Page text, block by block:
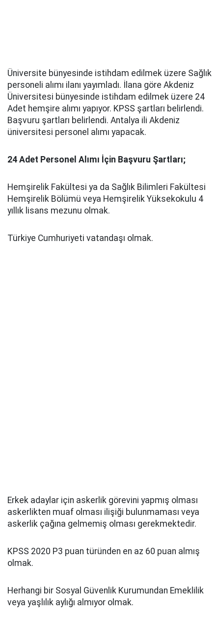
Üniversite bünyesinde istihdam edilmek üzere Sağlık
personeli alımı ilanı yayımladı. İlana göre Akdeniz
Üniversitesi bünyesinde istihdam edilmek üzere 24
Adet hemşire alımı yapıyor. KPSS şartları belirlendi.
Başvuru şartları belirlendi. Antalya ili Akdeniz
üniversitesi personel alımı yapacak.
24 Adet Personel Alımı İçin Başvuru Şartları;
Hemşirelik Fakültesi ya da Sağlık Bilimleri Fakültesi
Hemşirelik Bölümü veya Hemşirelik Yüksekokulu 4
yıllık lisans mezunu olmak.
Türkiye Cumhuriyeti vatandaşı olmak.
Erkek adaylar için askerlik görevini yapmış olması
askerlikten muaf olması ilişiği bulunmaması veya
askerlik çağına gelmemiş olması gerekmektedir.
KPSS 2020 P3 puan türünden en az 60 puan almış
olmak.
Herhangi bir Sosyal Güvenlik Kurumundan Emeklilik
veya yaşlılık aylığı almıyor olmak.